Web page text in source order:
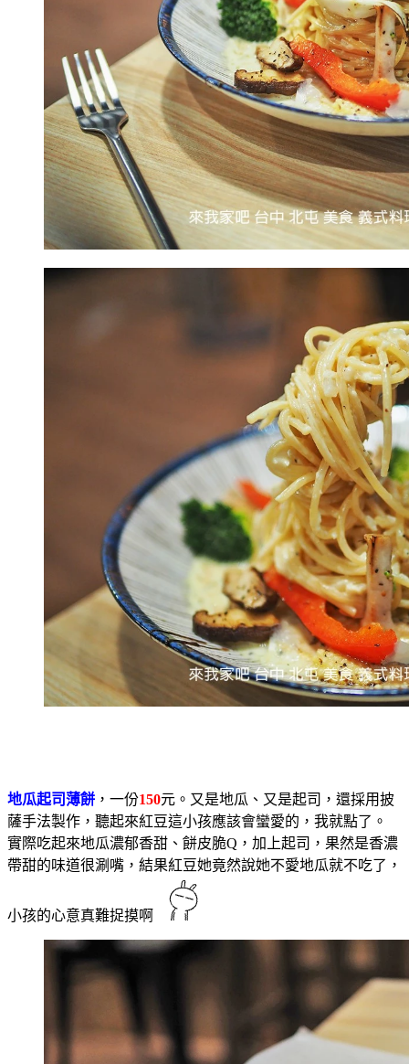
地瓜起司薄餅 ，一份150元。又是地瓜、又是起司，還採用披
薩手法製作，聽起來紅豆這小孩應該會蠻愛的，我就點了。
實際吃起來地瓜濃郁香甜、餅皮脆Q，加上起司，果然是香濃
帶甜的味道很涮嘴，結果紅豆她竟然說她不愛地瓜就不吃了，
小孩的心意真難捉摸啊